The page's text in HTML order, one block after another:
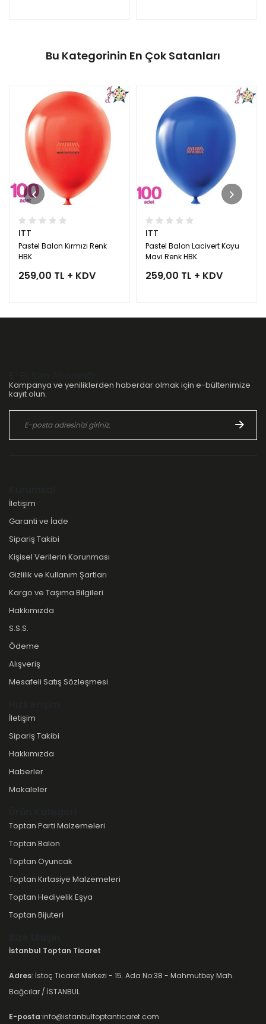
Bu Kategorinin En Çok Satanları
ITT
Pastel Balon Kırmızı Renk
HBK
259,00 TL + KDV
ITT
Pastel Balon Lacivert Koyu
Mavi Renk HBK
259,00 TL + KDV
Kampanya ve yeniliklerden haberdar olmak için e-bültenimize
kayıt olun.
İletişim
Garanti ve İade
Sipariş Takibi
Kişisel Verilerin Korunması
Gizlilik ve Kullanım Şartları
Kargo ve Taşıma Bilgileri
Hakkımızda
S.S.S.
Ödeme
Alışveriş
Mesafeli Satış Sözleşmesi
İletişim
Sipariş Takibi
Hakkımızda
Haberler
Makaleler
Toptan Parti Malzemeleri
Toptan Balon
Toptan Oyuncak
Toptan Kırtasiye Malzemeleri
Toptan Hediyelik Eşya
Toptan Bijuteri
İstanbul Toptan Ticaret
Adres: İstoç Ticaret Merkezi - 15. Ada No:38 - Mahmutbey Mah.
Bağcılar / İSTANBUL
E-posta:info@istanbultoptanticaret.com